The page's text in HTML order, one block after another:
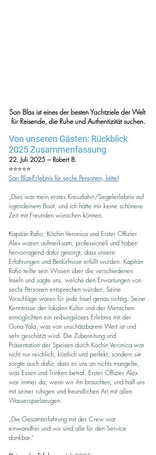
San Blas ist eines der besten Yachtziele der Welt
für Reisende, die Ruhe und Authentizität suchen.
Von unseren Gästen: Rückblick
2025 Zusammenfassung
22. Juli 2025 – Robert B.
⭐️⭐️⭐️⭐️⭐️
San Blas-Erlebnis für sechs Personen, bitte!
„Dies war mein erstes Kreuzfahrt-/Segelerlebnis auf
irgendeinem Boot, und ich hätte mir keine schönere
Zeit mit Freunden wünschen können.
Kapitän Rafio, Köchin Veronica und Erster Offizier
Alex waren aufmerksam, professionell und haben
hervorragend dafür gesorgt, dass unsere
Erfahrungen und Bedürfnisse erfüllt wurden. Kapitän
Rafio teilte sein Wissen über die verschiedenen
Inseln und sagte uns, welche den Erwartungen von
sechs Personen entsprechen würden. Seine
Vorschläge waren für jede Insel genau richtig. Seine
Kenntnisse der lokalen Kultur und der Menschen
ermöglichten ein reibungsloses Erlebnis mit der
Guna Yala, was von unschätzbarem Wert ist und
sehr geschätzt wird. Die Zubereitung und
Präsentation der Speisen durch Köchin Veronica war
nicht nur reichlich, köstlich und perfekt, sondern sie
sorgte auch dafür, dass es uns an nichts mangelte,
was Essen und Trinken betraf. Erster Offizier Alex
war immer da, wenn wir ihn brauchten, und half uns
mit seiner ruhigen und freundlichen Art mit allen
Wasserspielzeugen.
„Die Gesamterfahrung mit der Crew war
einwandfrei und wir sind alle für den Service
dankbar.“